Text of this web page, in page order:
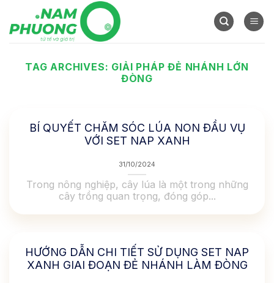
content
TAG ARCHIVES: GIẢI PHÁP ĐẺ NHÁNH LỚN
ĐÒNG
BÍ QUYẾT CHĂM SÓC LÚA NON ĐẦU VỤ
VỚI SET NAP XANH
31/10/2024
Trong nông nghiệp, cây lúa là một trong những
cây trồng quan trọng, đóng góp...
HƯỚNG DẪN CHI TIẾT SỬ DỤNG SET NAP
XANH GIAI ĐOẠN ĐẺ NHÁNH LÀM ĐÒNG